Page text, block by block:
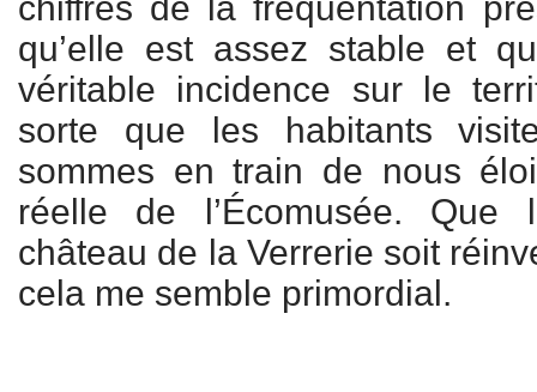
chiffres de la fréquentation
qu’elle est assez stable et
véritable incidence sur le
sorte que les habitants
sommes en train de nous
réelle de l’Écomusée.
château de la Verrerie soit
cela me semble primordial.